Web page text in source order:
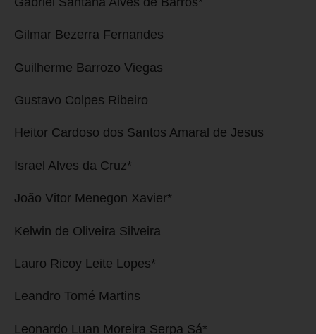
Gilmar Bezerra Fernandes
Guilherme Barrozo Viegas
Gustavo Colpes Ribeiro
Heitor Cardoso dos Santos Amaral de Jesus
Israel Alves da Cruz*
João Vitor Menegon Xavier*
Kelwin de Oliveira Silveira
Lauro Ricoy Leite Lopes*
Leandro Tomé Martins
Leonardo Luan Moreira Serpa Sá*